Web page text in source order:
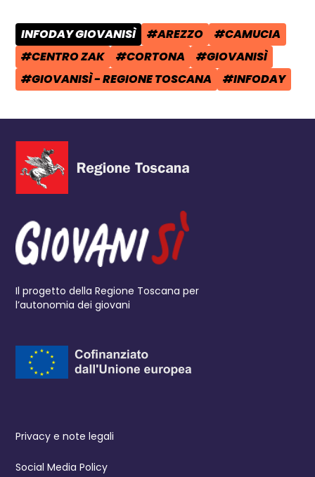
CATEGORIA POST:
INFODAY GIOVANISÌ TAG:
#AREZZO TAG:
#CAMUCIA
TAG:
#CENTRO ZAK TAG:
#CORTONA TAG:
#GIOVANISÌ
TAG:
#GIOVANISÌ - REGIONE TOSCANA TAG:
#INFODAY
Il progetto della Regione Toscana per
l’autonomia dei giovani
Privacy e note legali
Social Media Policy